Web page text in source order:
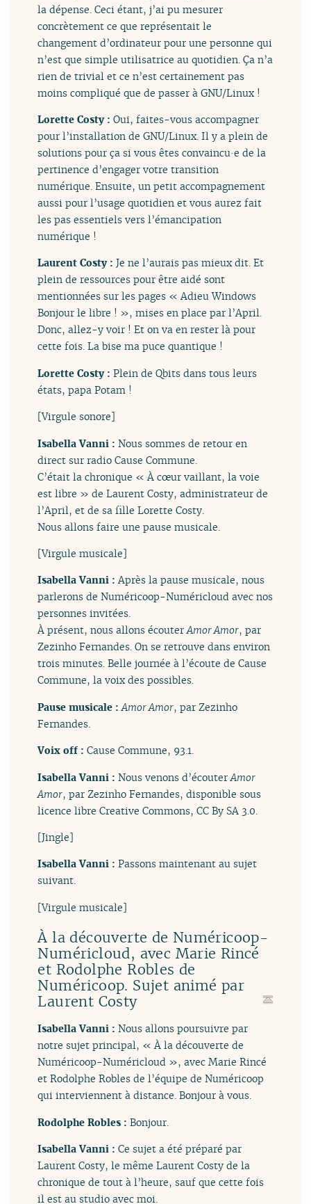
la dépense. Ceci étant, j’ai pu mesurer
concrètement ce que représentait le
changement d’ordinateur pour une personne qui
n’est que simple utilisatrice au quotidien. Ça n’a
rien de trivial et ce n’est certainement pas
moins compliqué que de passer à GNU/Linux !
Lorette Costy :Oui, faites-vous accompagner
pour l’installation de GNU/Linux. Il y a plein de
solutions pour ça si vous êtes convaincu·e de la
pertinence d’engager votre transition
numérique. Ensuite, un petit accompagnement
aussi pour l’usage quotidien et vous aurez fait
les pas essentiels vers l’émancipation
numérique !
Laurent Costy :Je ne l’aurais pas mieux dit. Et
plein de ressources pour être aidé sont
mentionnées sur les pages « Adieu Windows
Bonjour le libre ! », mises en place par l’April.
Donc, allez-y voir ! Et on va en rester là pour
cette fois. La bise ma puce quantique !
Lorette Costy :Plein de Qbits dans tous leurs
états, papa Potam !
[Virgule sonore]
Isabella Vanni :Nous sommes de retour en
direct sur radio Cause Commune.
C’était la chronique « À cœur vaillant, la voie
est libre » de Laurent Costy, administrateur de
l’April, et de sa fille Lorette Costy.
Nous allons faire une pause musicale.
[Virgule musicale]
Isabella Vanni :Après la pause musicale, nous
parlerons de Numéricoop-Numéricloud avec nos
personnes invitées.
À présent, nous allons écouterAmor Amor, par
Zezinho Fernandes. On se retrouve dans environ
trois minutes. Belle journée à l’écoute de Cause
Commune, la voix des possibles.
Pause musicale :Amor Amor, par Zezinho
Fernandes.
Voix off :Cause Commune, 93.1.
Isabella Vanni :Nous venons d’écouterAmor
Amor, par Zezinho Fernandes, disponible sous
licence libre Creative Commons, CC By SA 3.0.
[Jingle]
Isabella Vanni :Passons maintenant au sujet
suivant.
[Virgule musicale]
À la découverte de Numéricoop-
Numéricloud, avec Marie Rincé
et Rodolphe Robles de
Numéricoop. Sujet animé par
Laurent Costy
Isabella Vanni :Nous allons poursuivre par
notre sujet principal, « À la découverte de
Numéricoop-Numéricloud », avec Marie Rincé
et Rodolphe Robles de l’équipe de Numéricoop
qui interviennent à distance. Bonjour à vous.
Rodolphe Robles :Bonjour.
Isabella Vanni :Ce sujet a été préparé par
Laurent Costy, le même Laurent Costy de la
chronique de tout à l’heure, sauf que cette fois
il est au studio avec moi.